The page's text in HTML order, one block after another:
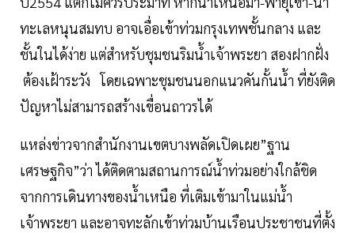
ทะเลหนุนสมทบ อาจเอื่อเข้าท่วมกรุงเทพชั้นกลาง และ
ชั้นในได้ง่าย แต่สำหรับชุมชนริมน้ำเจ้าพระยา สองฝากฝั่ง
ต้องเฝ้าระวัง โดยเฉพาะชุมชนนอกแนวคันกั้นน้ำ ที่ยังติด
ปัญหาไม่สามารถสร้างเขื่อนถาวรได้
แหล่งข่าวจากสำนักงานเขตบางพลัดเปิดเผย”ฐาน
เศรษฐกิจ”ว่า ได้ติดตามสถานการณ์น้ำท่วมอย่างใกล้ชิด
จากการเดินทางของน้ำเหนือ ที่เติมเข้ามาในแม่น้ำ
เจ้าพระยา และอาจทะลักเข้าท่วมบ้านเรือนประชาชนที่ตั้ง